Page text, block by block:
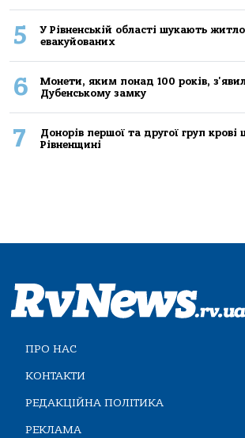
5
У Рівненській області шукають
евакуйованих
6
Монети, яким понад 100 років,
Дубенському замку
7
Донорів першої та другої груп крові
Рівненщині
ПРО НАС
КОНТАКТИ
РЕДАКЦІЙНА ПОЛІТИКА
РЕКЛАМА